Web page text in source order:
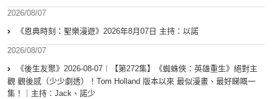
2026/08/07
《恩典時刻：聖樂漫遊》2026年8月07日 主持：以諾
2026/08/07
《後生友聚》2026-08-07︱【第272集】《蜘蛛俠：英雄重生》絕對主
觀 觀後感（少少劇透）！Tom Holland 版本以來 最似漫畫、最好睇嘅一
集！｜主持：Jack、諾少